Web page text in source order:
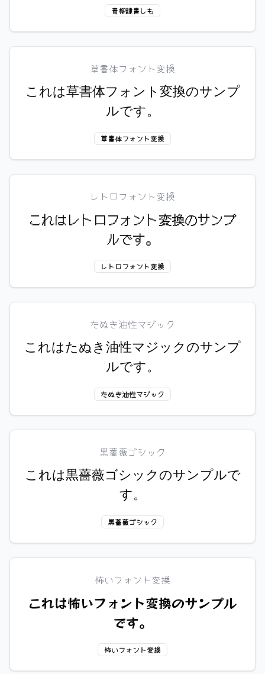
青柳隷書しも
草書体フォント変換
これは草書体フォント変換のサンプ
ルです。
草書体フォント変換
レトロフォント変換
これはレトロフォント変換のサンプ
ルです。
レトロフォント変換
たぬき油性マジック
これはたぬき油性マジックのサンプ
ルです。
たぬき油性マジック
黒薔薇ゴシック
これは黒薔薇ゴシックのサンプルで
す。
黒薔薇ゴシック
怖いフォント変換
これは怖いフォント変換のサンプル
です。
怖いフォント変換